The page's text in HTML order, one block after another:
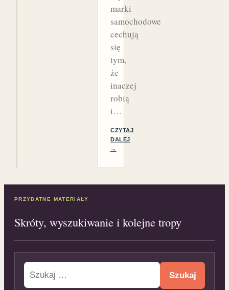
marki
samochodowe
cechują
się
tym,
że
inaczej
robią
i…
CZYTAJ
DALEJ
→
PRZYDATNE MATERIAŁY
Skróty, wyszukiwanie i kolejne tropy
Szukaj: